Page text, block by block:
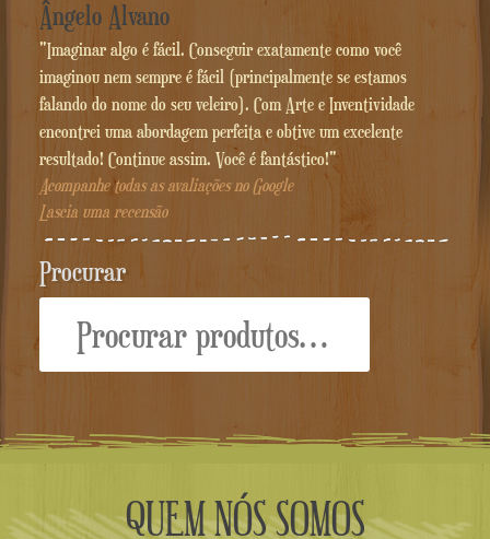
Ângelo Alvano
"Imaginar algo é fácil. Conseguir exatamente como você
imaginou nem sempre é fácil (principalmente se estamos
falando do nome do seu veleiro). Com Arte e Inventividade
encontrei uma abordagem perfeita e obtive um excelente
resultado! Continue assim. Você é fantástico!"
Acompanhe todas as avaliações no Google
Lascia uma recensão
Procurar
QUEM NÓS SOMOS